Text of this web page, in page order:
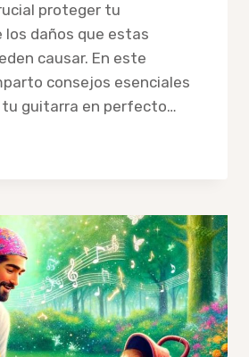
proteger tu
daños que estas
causar. En este
consejos esenciales
guitarra en perfecto…